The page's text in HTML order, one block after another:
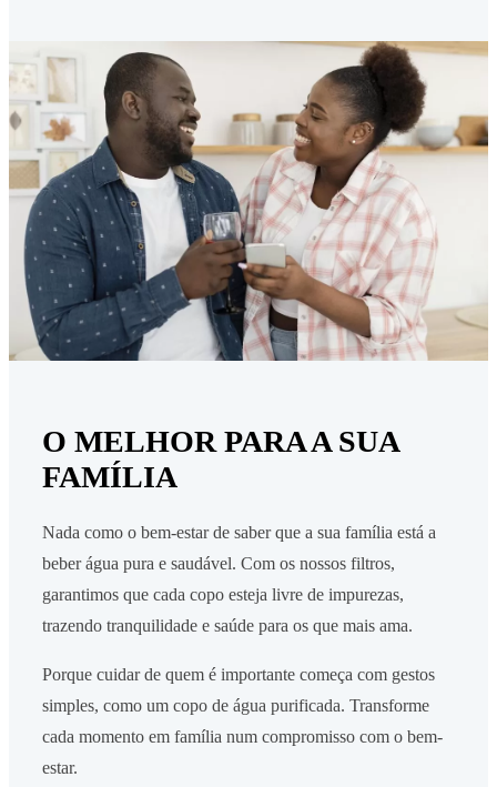
O MELHOR PARA A SUA
FAMÍLIA
Nada como o bem-estar de saber que a sua família está a
beber água pura e saudável. Com os nossos filtros,
garantimos que cada copo esteja livre de impurezas,
trazendo tranquilidade e saúde para os que mais ama.
Porque cuidar de quem é importante começa com gestos
simples, como um copo de água purificada. Transforme
cada momento em família num compromisso com o bem-
estar.